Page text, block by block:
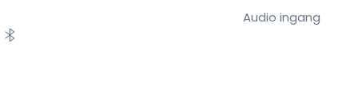
Audio ingang